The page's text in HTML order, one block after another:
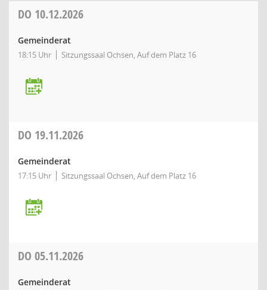
DO 10.12.2026
Gemeinderat
18:15 Uhr Sitzungssaal Ochsen, Auf dem Platz 16
DO 19.11.2026
Gemeinderat
17:15 Uhr Sitzungssaal Ochsen, Auf dem Platz 16
DO 05.11.2026
Gemeinderat